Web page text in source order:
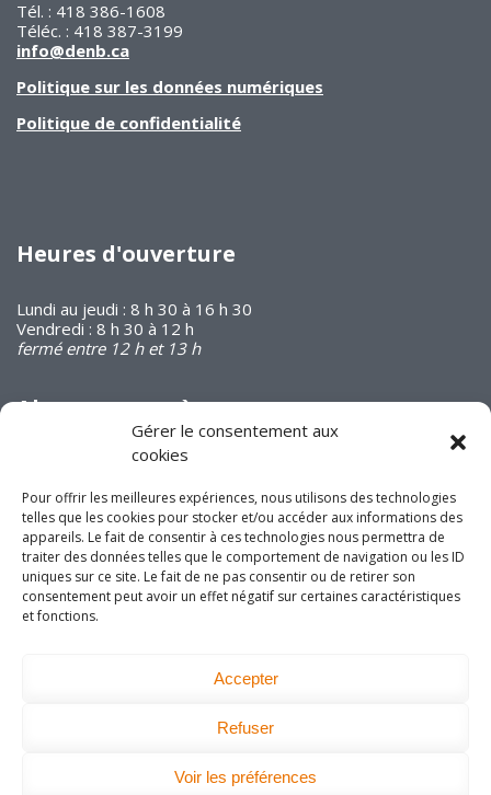
Gérer le consentement aux
cookies
Pour offrir les meilleures expériences, nous utilisons des technologies
telles que les cookies pour stocker et/ou accéder aux informations des
appareils. Le fait de consentir à ces technologies nous permettra de
traiter des données telles que le comportement de navigation ou les ID
uniques sur ce site. Le fait de ne pas consentir ou de retirer son
consentement peut avoir un effet négatif sur certaines caractéristiques
et fonctions.
Accepter
Refuser
Voir les préférences
Tél. : 418 386-1608
Téléc. : 418 387-3199
info@denb.ca
Politique sur les données numériques
Politique de confidentialité
Heures d'ouverture
Lundi au jeudi : 8 h 30 à 16 h 30
Vendredi : 8 h 30 à 12 h
fermé entre 12 h et 13 h
Abonnez-vous à
notre infolettre
Joignez-vous à nous
sur les réseaux
sociaux!